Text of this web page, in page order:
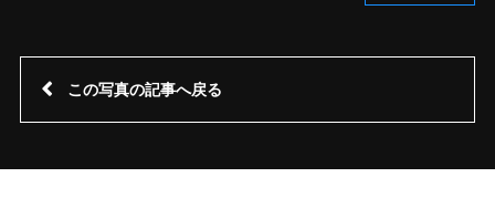
この写真の記事へ戻る